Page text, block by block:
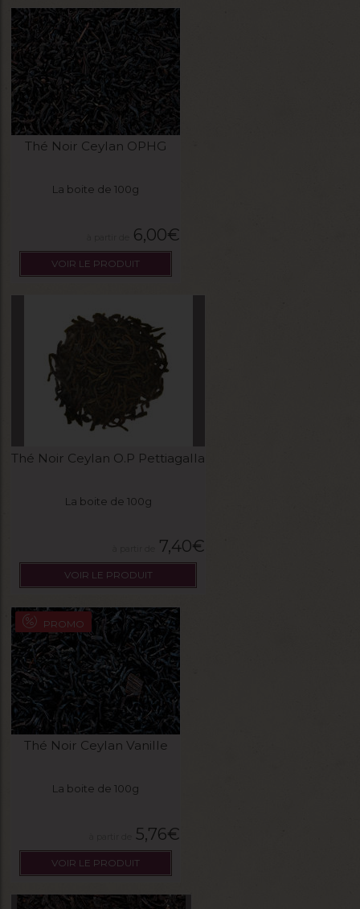
Thé Noir Ceylan OPHG
La boite de 100g
6,00€
VOIR LE PRODUIT
Thé Noir Ceylan O.P Pettiagalla
La boite de 100g
7,40€
VOIR LE PRODUIT
PROMO
Thé Noir Ceylan Vanille
La boite de 100g
5,76€
VOIR LE PRODUIT